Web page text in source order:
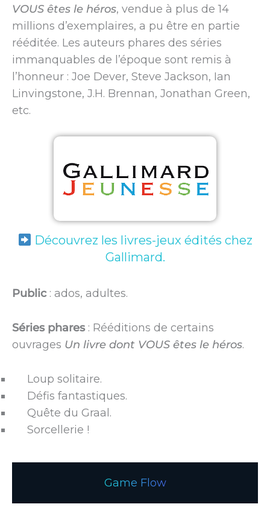
VOUS êtes le héros, vendue à plus de 14
millions d’exemplaires, a pu être en partie
rééditée. Les auteurs phares des séries
immanquables de l’époque sont remis à
l’honneur : Joe Dever, Steve Jackson, Ian
Linvingstone, J.H. Brennan, Jonathan Green,
etc.
Découvrez les livres-jeux édités chez
Gallimard.
Public: ados, adultes.
Séries phares: Rééditions de certains
ouvrages Un livre dont VOUS êtes le héros.
Loup solitaire.
Défis fantastiques.
Quête du Graal.
Sorcellerie !
Game Flow